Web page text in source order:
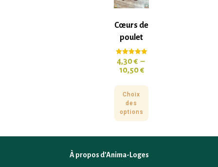
Cœurs de
poulet
Note
5.00
sur 5
4,30€ –
10,50€
Choix
des
options
À propos d’Anima-Loges